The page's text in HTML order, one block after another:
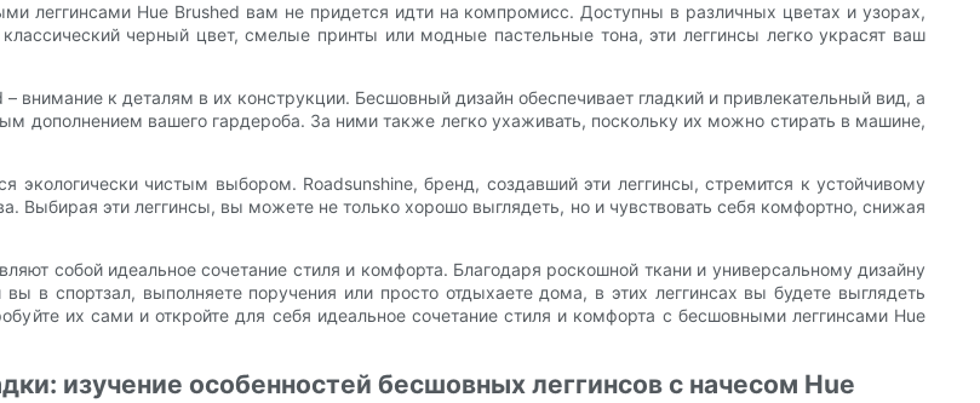
леггинсами Hue Brushed вам не придется идти на компромисс. Доступны в различных цветах и ​​узорах,
черный цвет, смелые принты или модные пастельные тона, эти леггинсы легко украсят ваш
к деталям в их конструкции. Бесшовный дизайн обеспечивает гладкий и привлекательный вид, а
дополнением вашего гардероба. За ними также легко ухаживать, поскольку их можно стирать в машине,
чистым выбором. Roadsunshine, бренд, создавший эти леггинсы, стремится к устойчивому
Выбирая эти леггинсы, вы можете не только хорошо выглядеть, но и чувствовать себя комфортно, снижая
собой идеальное сочетание стиля и комфорта. Благодаря роскошной ткани и универсальному дизайну
в спортзал, выполняете поручения или просто отдыхаете дома, в этих леггинсах вы будете выглядеть
их сами и откройте для себя идеальное сочетание стиля и комфорта с бесшовными леггинсами Hue
изучение особенностей бесшовных леггинсов с начесом Hue